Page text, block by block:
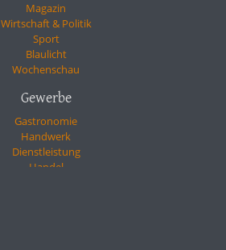
Magazin
Wirtschaft & Politik
Sport
Blaulicht
Wochenschau
Gewerbe
Gastronomie
Handwerk
Dienstleistung
Handel